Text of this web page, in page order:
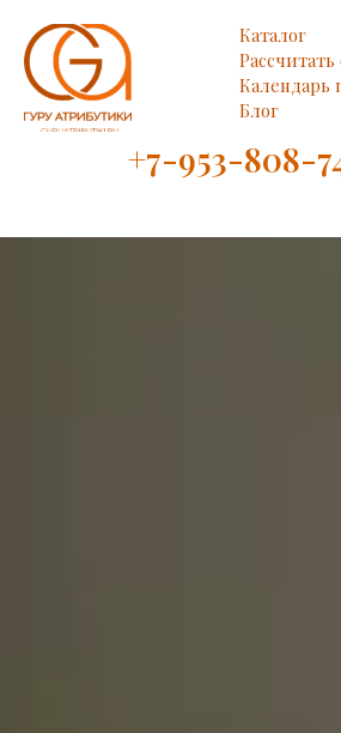
Каталог
Календарь
Блог
+7-953-808-